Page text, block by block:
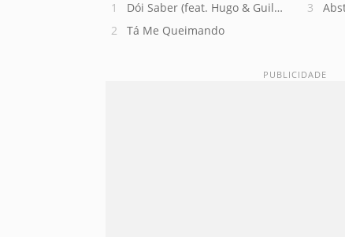
Dói Saber (feat. Hugo & Guilherme)
Tá Me Queimando